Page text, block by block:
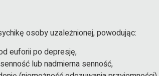
osoby uzależnionej, powodując:
euforii po depresję,
lub nadmierna senność,